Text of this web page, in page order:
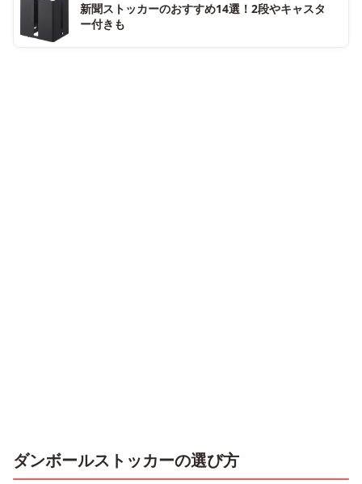
新聞ストッカーのおすすめ14選！2段やキャスタ
ー付きも
ダンボールストッカーの選び方